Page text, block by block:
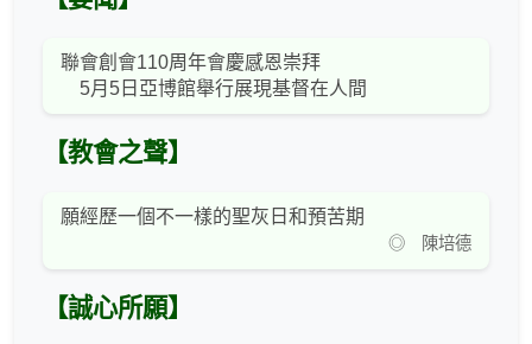
聯會創會110周年會慶感恩崇拜
5月5日亞博館舉行展現基督在⼈間
【教會之聲】
願經歷一個不一樣的聖灰日和預苦期
◎ 陳培德
【誠心所願】